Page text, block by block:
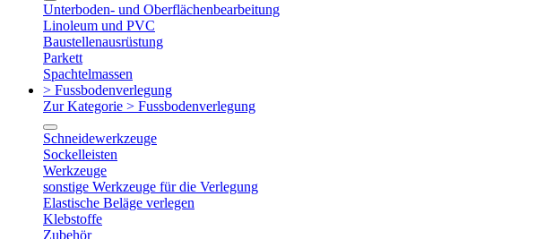
Unterboden- und Oberflächenbearbeitung
Linoleum und PVC
Baustellenausrüstung
Parkett
Spachtelmassen
> Fussbodenverlegung
Zur Kategorie > Fussbodenverlegung
Schneidewerkzeuge
Sockelleisten
Werkzeuge
sonstige Werkzeuge für die Verlegung
Elastische Beläge verlegen
Klebstoffe
Zubehör